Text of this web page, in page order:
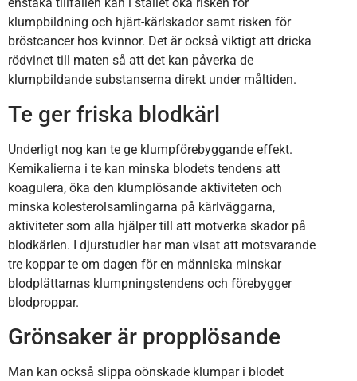
klumpbildning och hjärt-kärlskador samt risken för
bröstcancer hos kvinnor. Det är också viktigt att dricka
rödvinet till maten så att det kan påverka de
klumpbildande substanserna direkt under måltiden.
Te ger friska blodkärl
Underligt nog kan te ge klumpförebyggande effekt.
Kemikalierna i te kan minska blodets tendens att
koagulera, öka den klumplösande aktiviteten och
minska kolesterolsamlingarna på kärlväggarna,
aktiviteter som alla hjälper till att motverka skador på
blodkärlen. I djurstudier har man visat att motsvarande
tre koppar te om dagen för en människa minskar
blodplättarnas klumpningstendens och förebygger
blodproppar.
Grönsaker är propplösande
Man kan också slippa oönskade klumpar i blodet